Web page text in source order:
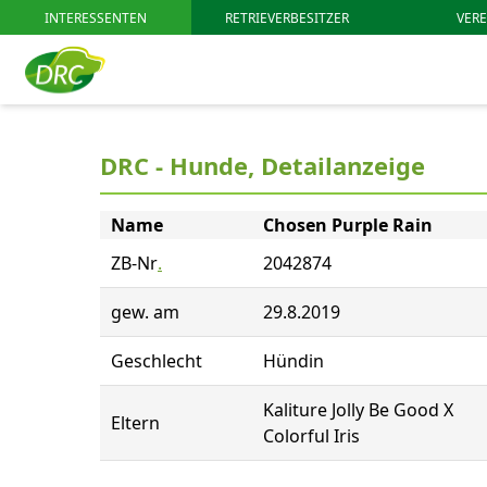
INTERESSENTEN RETRIEVERBESITZER
DRC - Hunde, Detailanzeige
Name
Chosen Purple Rain
ZB-Nr. 2042874
gew. am 29.8.2019
Geschlecht Hündin
Eltern
Kaliture Jolly Be Good X
Colorful Iris